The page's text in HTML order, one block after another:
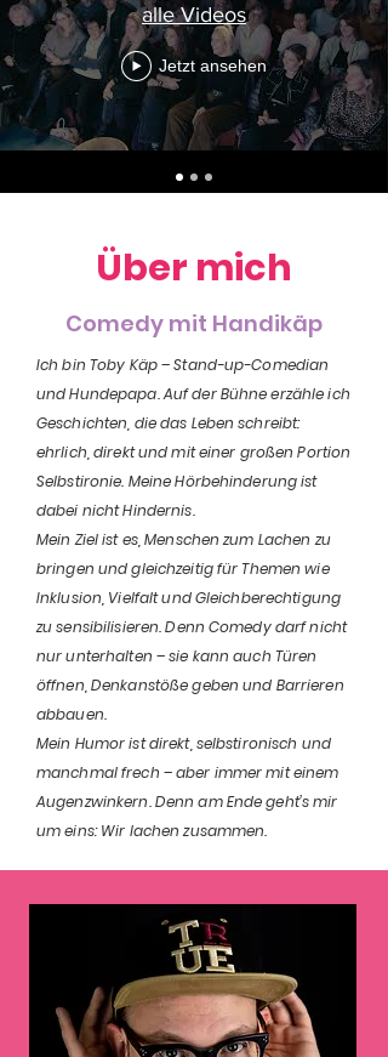
alle Videos
Jetzt ansehen
Über mich
Comedy mit Handikäp
Ich bin Toby Käp – Stand-up-Comedian
und Hundepapa. Auf der Bühne erzähle ich
Geschichten, die das Leben schreibt:
ehrlich, direkt und mit einer großen Portion
Selbstironie. Meine Hörbehinderung ist
dabei nicht Hindernis.
Mein Ziel ist es, Menschen zum Lachen zu
bringen und gleichzeitig für Themen wie
Inklusion, Vielfalt und Gleichberechtigung
zu sensibilisieren. Denn Comedy darf nicht
nur unterhalten – sie kann auch Türen
öffnen, Denkanstöße geben und Barrieren
abbauen.
Mein Humor ist direkt, selbstironisch und
manchmal frech – aber immer mit einem
Augenzwinkern. Denn am Ende geht’s mir
um eins: Wir lachen zusammen.